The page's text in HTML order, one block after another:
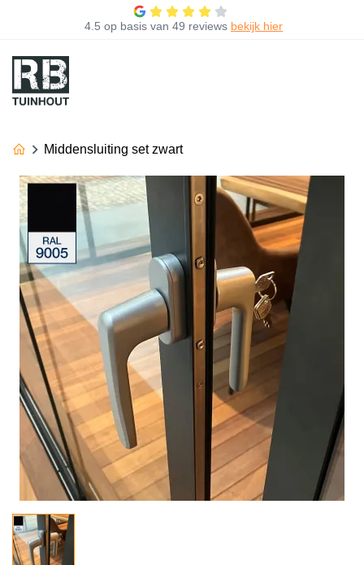
4.5 op basis van 49 reviews bekijk hier
Middensluiting set zwart